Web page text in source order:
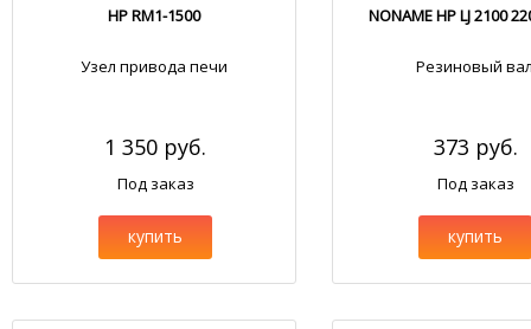
HP RM1-1500
Узел привода печи
1 350 руб.
Под заказ
купить
NONAME HP LJ 2100
Резиновый
373 руб.
Под заказ
купить